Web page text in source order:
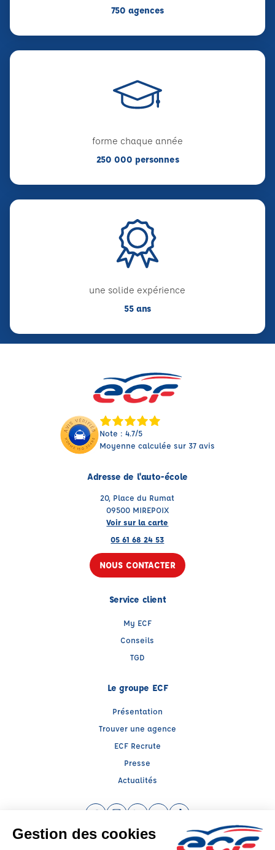
750 agences
forme chaque année
250 000 personnes
une solide expérience
55 ans
Note : 4.7/5
Moyenne calculée sur 37 avis
Adresse de l'auto-école
20, Place du Rumat
09500 MIREPOIX
Voir sur la carte
05 61 68 24 53
NOUS CONTACTER
Service client
My ECF
Conseils
TGD
Le groupe ECF
Présentation
Trouver une agence
ECF Recrute
Presse
Actualités
Instagram (nouvelle fenêtre)
LinkedIn (nouvelle fenêtre)
YouTube (nouvelle fenêtre)
TikTok (nouvelle
Raison sociale : DRIVE FORMATION - Capital social: 50000€